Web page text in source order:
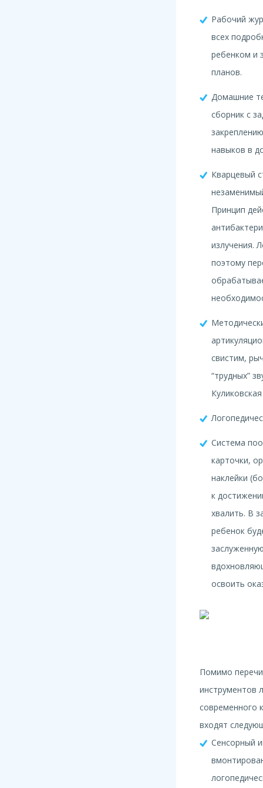
Рабочий
всех
ребенком и
планов.
Домашние
сборник с
навыков в
Кварцевый
Принцип
излучения.
поэтому
свистим,
“трудных”
Система
карточки,
наклейки
к
хвалить. В
ребенок
освоить
Помимо
инструментов
современного
входят
Сенсорный